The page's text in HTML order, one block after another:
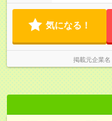
気になる！
掲載元企業名